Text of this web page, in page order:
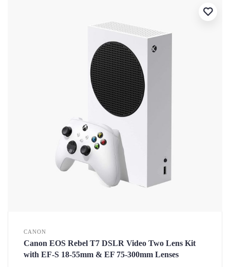
CANON
Canon EOS Rebel T7 DSLR Video Two Lens Kit
with EF-S 18-55mm & EF 75-300mm Lenses